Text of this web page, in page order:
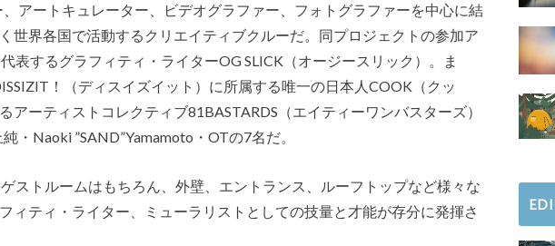
アートキュレーター、ビデオグラファー、フォトグラファーを中心に結
世界各国で活動するクリエイティブクルーだ。同プロジェクトの参加ア
表するグラフィティ・ライターOG SLICK（オージースリック）。ま
！（ディスイズイット）に所属する唯一の日本人COOK（クッ
アーティストコレクティブ81BASTARDS（エイティーワンバスターズ）
・Naoki ”SAND”Yamamoto・OTの7名だ。
ストルームはもちろん、外壁、エントランス、ルーフトップなど様々な
ィティ・ライター、ミューラリストとしての技量と才能が存分に発揮さ